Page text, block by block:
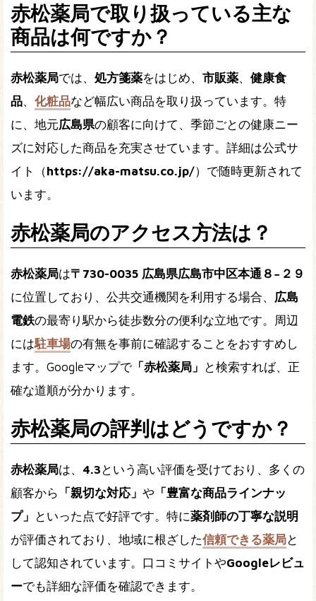
赤松薬局で取り扱っている主な
商品は何ですか？
赤松薬局では、 処方箋薬をはじめ、 市販薬、 健康食
品、 化粧品など幅広い商品を取り扱っています。特
に、地元広島県の顧客に向けて、季節ごとの健康ニー
ズに対応した商品を充実させています。詳細は公式サ
イト（https://aka-matsu.co.jp/）で随時更新されて
います。
赤松薬局のアクセス方法は？
赤松薬局は〒730-0035 広島県広島市中区本通８−２９
に位置しており、公共交通機関を利用する場合、 広島
電鉄の最寄り駅から徒歩数分の便利な立地です。周辺
には駐車場の有無を事前に確認することをおすすめし
ます。Googleマップで「赤松薬局」 と検索すれば、正
確な道順が分かります。
赤松薬局の評判はどうですか？
赤松薬局は、 4.3 という高い評価を受けており、多くの
顧客から 「親切な対応」 や 「豊富な商品ラインナッ
プ」 といった点で好評です。特に薬剤師の丁寧な説明
が評価されており、地域に根ざした信頼できる薬局と
して認知されています。口コミサイトやGoogleレビュ
ーでも詳細な評価を確認できます。